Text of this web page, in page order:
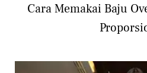
Cara Memakai Baju